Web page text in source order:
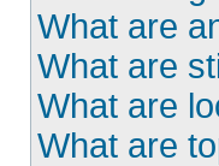
What are
What are
What are
What are